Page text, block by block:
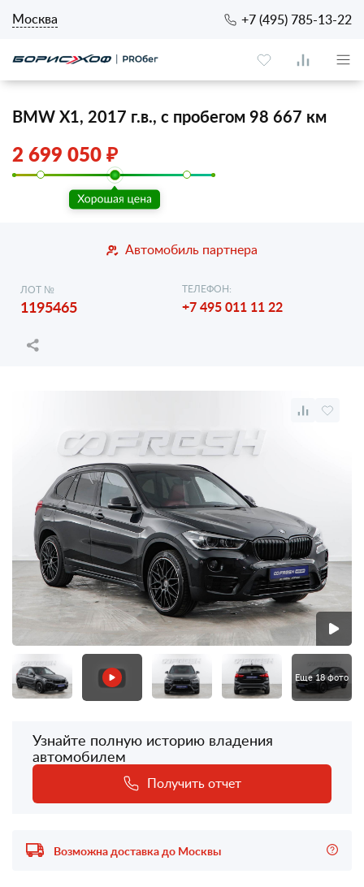
Москва +7 (495) 785-13-22
BMW X1, 2017 г.в., с пробегом 98 667 км
2 699 050 ₽
Автомобиль партнера
ЛОТ №
1195465
ТЕЛЕФОН:
+7 495 011 11 22
Еще 18 фото
Узнайте полную историю владения
автомобилем
Получить отчет
Возможна доставка до Москвы